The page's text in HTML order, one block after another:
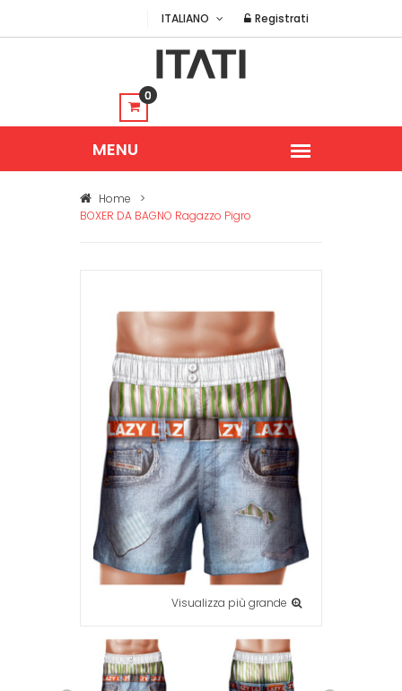
ITALIANO Registrati
0
Home
>
BOXER DA BAGNO Ragazzo Pigro
Visualizza più grande